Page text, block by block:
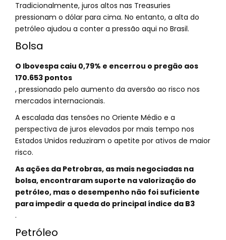
Tradicionalmente, juros altos nas Treasuries
pressionam o dólar para cima. No entanto, a alta do
petróleo ajudou a conter a pressão aqui no Brasil.
Bolsa
O Ibovespa caiu 0,79% e encerrou o pregão aos
170.653 pontos
, pressionado pelo aumento da aversão ao risco nos
mercados internacionais.
A escalada das tensões no Oriente Médio e a
perspectiva de juros elevados por mais tempo nos
Estados Unidos reduziram o apetite por ativos de maior
risco.
As ações da Petrobras, as mais negociadas na
bolsa, encontraram suporte na valorização do
petróleo, mas o desempenho não foi suficiente
para impedir a queda do principal índice da B3
.
Petróleo